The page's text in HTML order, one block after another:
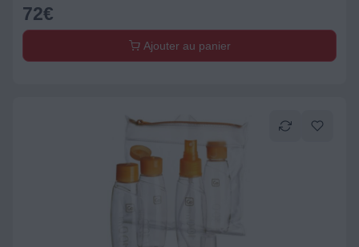
72€
Ajouter au panier